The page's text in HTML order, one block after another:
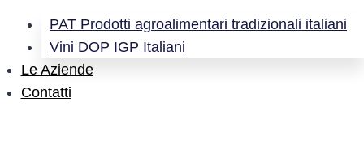
PAT Prodotti agroalimentari tradizionali italiani
Vini DOP IGP Italiani
Le Aziende
Contatti